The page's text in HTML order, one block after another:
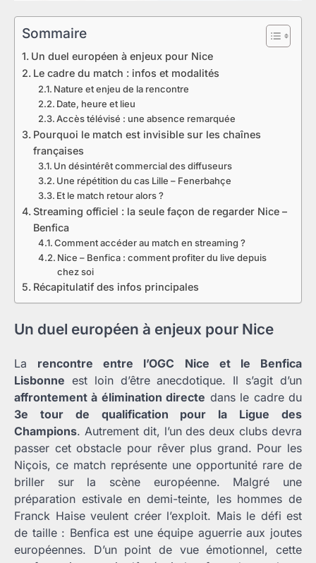
Sommaire
Un duel européen à enjeux pour Nice
Le cadre du match : infos et modalités
Nature et enjeu de la rencontre
Date, heure et lieu
Accès télévisé : une absence remarquée
Pourquoi le match est invisible sur les chaînes
françaises
Un désintérêt commercial des diffuseurs
Une répétition du cas Lille – Fenerbahçe
Et le match retour alors ?
Streaming officiel : la seule façon de regarder Nice –
Benfica
Comment accéder au match en streaming ?
Nice – Benfica : comment profiter du live depuis
chez soi
Récapitulatif des infos principales
Un duel européen à enjeux pour Nice
La rencontre entre l’OGC Nice et le Benfica
Lisbonne est loin d’être anecdotique. Il s’agit d’un
affrontement à élimination directe dans le cadre du
3e tour de qualification pour la Ligue des
Champions. Autrement dit, l’un des deux clubs devra
passer cet obstacle pour rêver plus grand. Pour les
Niçois, ce match représente une opportunité rare de
briller sur la scène européenne. Malgré une
préparation estivale en demi-teinte, les hommes de
Franck Haise veulent créer l’exploit. Mais le défi est
de taille : Benfica est une équipe aguerrie aux joutes
européennes. D’un point de vue émotionnel, cette